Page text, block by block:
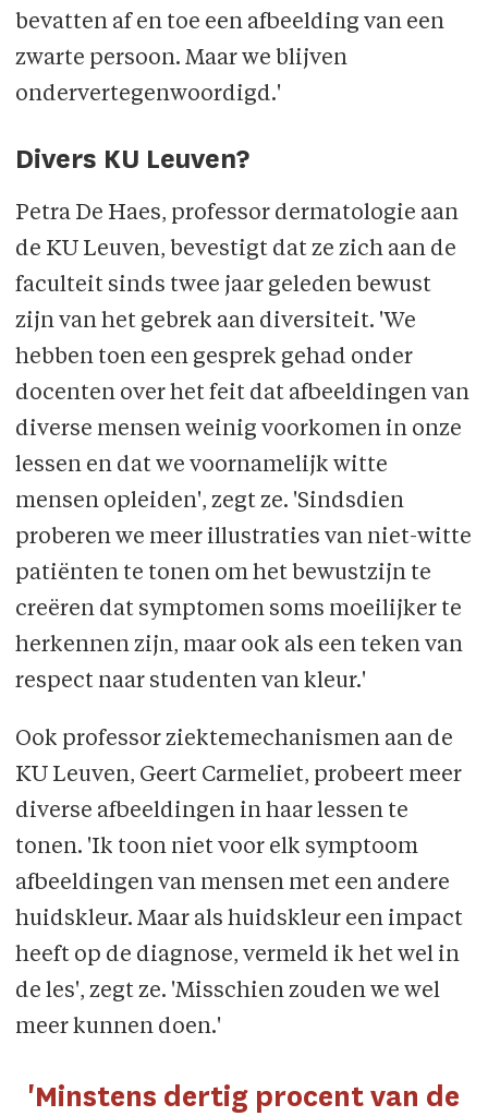
bevatten af en toe een afbeelding van een
zwarte persoon. Maar we blijven
ondervertegenwoordigd.'
Divers KU Leuven?
Petra De Haes, professor dermatologie aan
de KU Leuven, bevestigt dat ze zich aan de
faculteit sinds twee jaar geleden bewust
zijn van het gebrek aan diversiteit. 'We
hebben toen een gesprek gehad onder
docenten over het feit dat afbeeldingen van
diverse mensen weinig voorkomen in onze
lessen en dat we voornamelijk witte
mensen opleiden', zegt ze. 'Sindsdien
proberen we meer illustraties van niet-witte
patiënten te tonen om het bewustzijn te
creëren dat symptomen soms moeilijker te
herkennen zijn, maar ook als een teken van
respect naar studenten van kleur.'
Ook professor ziektemechanismen aan de
KU Leuven, Geert Carmeliet, probeert meer
diverse afbeeldingen in haar lessen te
tonen. 'Ik toon niet voor elk symptoom
afbeeldingen van mensen met een andere
huidskleur. Maar als huidskleur een impact
heeft op de diagnose, vermeld ik het wel in
de les', zegt ze. 'Misschien zouden we wel
meer kunnen doen.'
'Minstens dertig procent van de